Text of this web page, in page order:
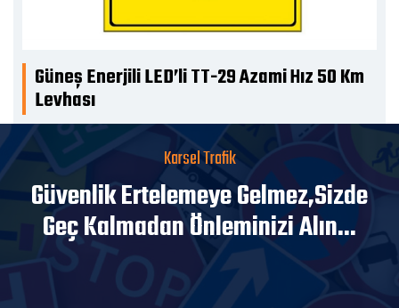
Güneş Enerjili LED’li TT-29 Azami Hız 50 Km
Levhası
Karsel Trafik
Güvenlik Ertelemeye Gelmez,Sizde
Geç Kalmadan Önleminizi Alın...